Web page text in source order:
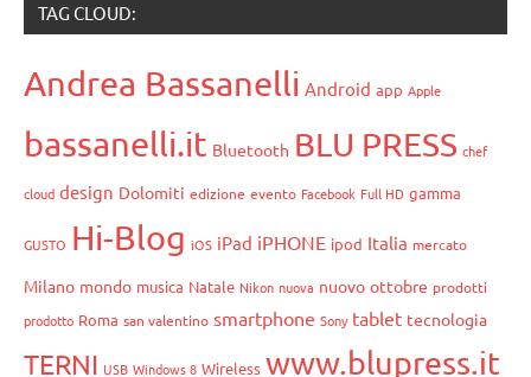
TAG CLOUD:
Andrea Bassanelli Android app Apple
bassanelli.it Bluetooth BLU PRESS chef
cloud design Dolomiti edizione evento Facebook Full HD gamma
GUSTO Hi-Blog iOS iPad iPHONE ipod Italia mercato
Milano mondo musica Natale Nikon nuova nuovo ottobre prodotti
prodotto Roma san valentino smartphone Sony tablet tecnologia
TERNI USB Windows 8 Wireless www.blupress.it